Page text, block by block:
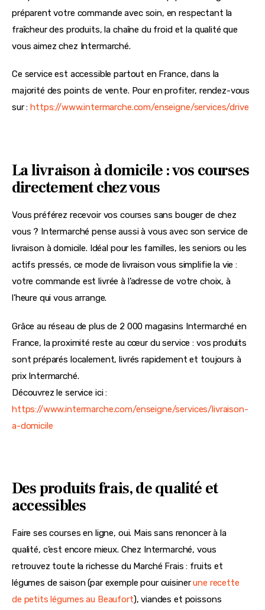
préparent votre commande avec soin, en respectant la
fraîcheur des produits, la chaîne du froid et la qualité que
vous aimez chez Intermarché.
Ce service est accessible partout en France, dans la
majorité des points de vente. Pour en profiter, rendez-vous
sur : https://www.intermarche.com/enseigne/services/drive
La livraison à domicile : vos courses
directement chez vous
Vous préférez recevoir vos courses sans bouger de chez
vous ? Intermarché pense aussi à vous avec son service de
livraison à domicile. Idéal pour les familles, les seniors ou les
actifs pressés, ce mode de livraison vous simplifie la vie :
votre commande est livrée à l’adresse de votre choix, à
l’heure qui vous arrange.
Grâce au réseau de plus de 2 000 magasins Intermarché en
France, la proximité reste au cœur du service : vos produits
sont préparés localement, livrés rapidement et toujours à
prix Intermarché.
Découvrez le service ici :
https://www.intermarche.com/enseigne/services/livraison-
a-domicile
Des produits frais, de qualité et
accessibles
Faire ses courses en ligne, oui. Mais sans renoncer à la
qualité, c’est encore mieux. Chez Intermarché, vous
retrouvez toute la richesse du Marché Frais : fruits et
légumes de saison (par exemple pour cuisiner une recette
de petits légumes au Beaufort), viandes et poissons